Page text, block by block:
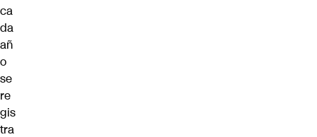
ca
da
añ
o
se
re
gis
tra